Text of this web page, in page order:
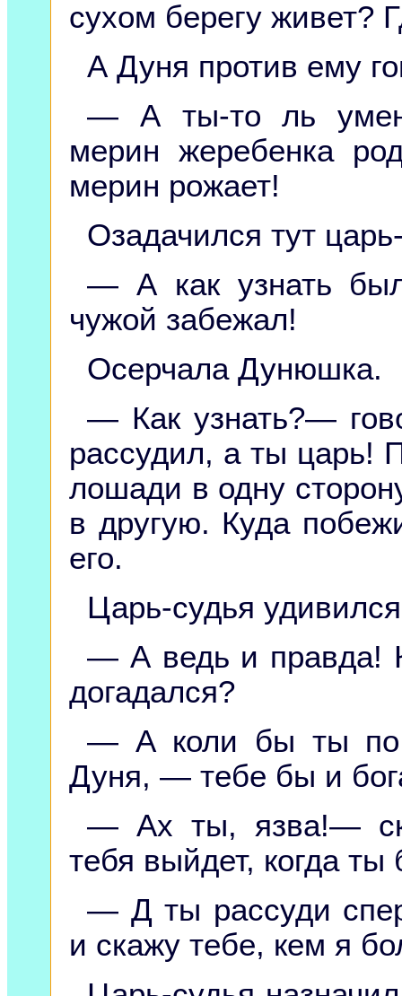
сухом берегу живет?
А Дуня против ему
— А ты-то ль
мерин жеребенка
мерин рожает!
Озадачился тут
— А как узнать
чужой забежал!
Осерчала Дунюшка.
— Как узнать?—
рассудил, а ты царь!
лошади в одну
в другую. Куда
его.
Царь-судья
— А ведь и правда!
догадался?
— А коли бы ты по
Дуня, — тебе бы и
— Ах ты, язва!—
тебя выйдет, когда
— Д ты рассуди
и скажу тебе, кем я